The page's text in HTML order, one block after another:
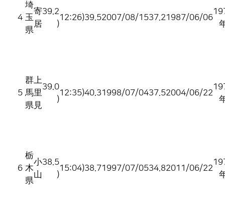
4
埼
玉
県
寄
居
39.2
)
12:26)39.52007/08/1537.21987/06/06
5
群
馬
県
上
里
見
39.0
)
12:35)40.31998/07/0437.52004/06/22
6
栃
木
県
小
山
38.5
)
15:04)38.71997/07/0534.82011/06/22